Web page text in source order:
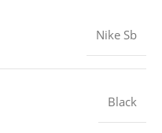
Nike Sb
Black